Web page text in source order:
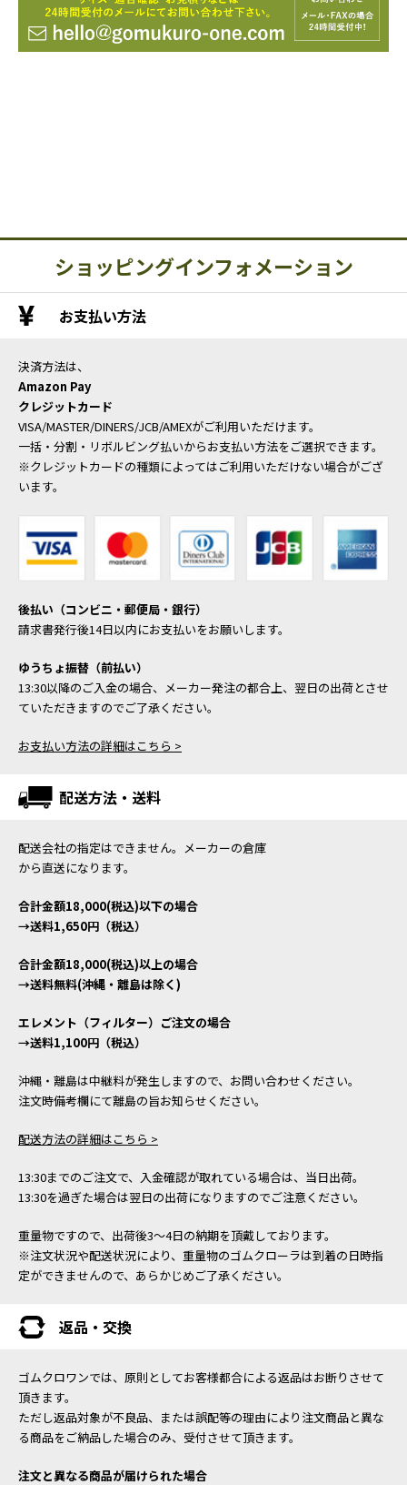
ショッピングインフォメーション
お支払い方法
決済方法は、
Amazon Pay
クレジットカード
VISA/MASTER/DINERS/JCB/AMEXがご利用いただけます。
一括・分割・リボルビング払いからお支払い方法をご選択できます。
※クレジットカードの種類によってはご利用いただけない場合がござ
います。
後払い（コンビニ・郵便局・銀行）
請求書発行後14日以内にお支払いをお願いします。
ゆうちょ振替（前払い）
13:30以降のご入金の場合、メーカー発注の都合上、翌日の出荷とさせ
ていただきますのでご了承ください。
お支払い方法の詳細はこちら >
配送方法・送料
配送会社の指定はできません。メーカーの倉庫
から直送になります。
合計金額18,000(税込)以下の場合
→送料1,650円（税込）
合計金額18,000(税込)以上の場合
→送料無料(沖縄・離島は除く)
エレメント（フィルター）ご注文の場合
→送料1,100円（税込）
沖縄・離島は中継料が発生しますので、お問い合わせください。
注文時備考欄にて離島の旨お知らせください。
配送方法の詳細はこちら >
13:30までのご注文で、入金確認が取れている場合は、当日出荷。
13:30を過ぎた場合は翌日の出荷になりますのでご注意ください。
重量物ですので、出荷後3～4日の納期を頂戴しております。
※注文状況や配送状況により、重量物のゴムクローラは到着の日時指
定ができませんので、あらかじめご了承ください。
返品・交換
ゴムクロワンでは、原則としてお客様都合による返品はお断りさせて
頂きます。
ただし返品対象が不良品、または誤配等の理由により注文商品と異な
る商品をご納品した場合のみ、受付させて頂きます。
注文と異なる商品が届けられた場合